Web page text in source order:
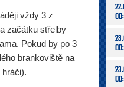
vždy 3 z
začátku střelby
Pokud by po 3
brankoviště na